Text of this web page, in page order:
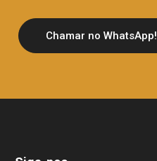
Chamar no WhatsApp!